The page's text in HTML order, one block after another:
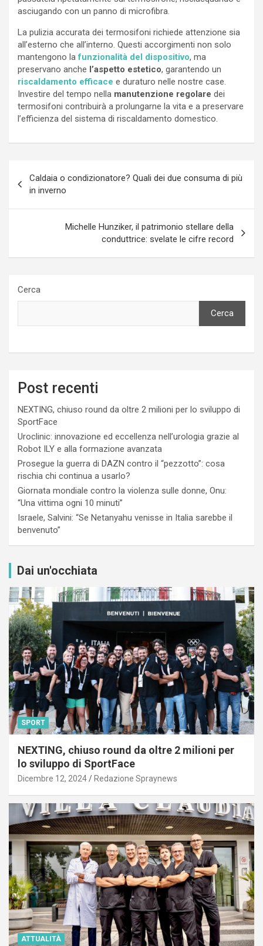
asciugando con un panno di microfibra.
La pulizia accurata dei termosifoni richiede attenzione sia
all’esterno che all’interno. Questi accorgimenti non solo
mantengono la funzionalità del dispositivo, ma
preservano anche l’aspetto estetico, garantendo un
riscaldamento efficace e duraturo nelle nostre case.
Investire del tempo nella manutenzione regolare dei
termosifoni contribuirà a prolungarne la vita e a preservare
l’efficienza del sistema di riscaldamento domestico.
articoli
Caldaia o condizionatore? Quali dei due consuma di più
in inverno
Michelle Hunziker, il patrimonio stellare della
conduttrice: svelate le cifre record
Cerca
Cerca
Post recenti
NEXTING, chiuso round da oltre 2 milioni per lo sviluppo di
SportFace
Uroclinic: innovazione ed eccellenza nell’urologia grazie al
Robot ILY e alla formazione avanzata
Prosegue la guerra di DAZN contro il “pezzotto”: cosa
rischia chi continua a usarlo?
Giornata mondiale contro la violenza sulle donne, Onu:
“Una vittima ogni 10 minuti”
Israele, Salvini: “Se Netanyahu venisse in Italia sarebbe il
benvenuto”
Dai un'occhiata
SPORT
NEXTING, chiuso round da oltre 2 milioni per
lo sviluppo di SportFace
Dicembre 12, 2024 Redazione Spraynews
ATTUALITÀ